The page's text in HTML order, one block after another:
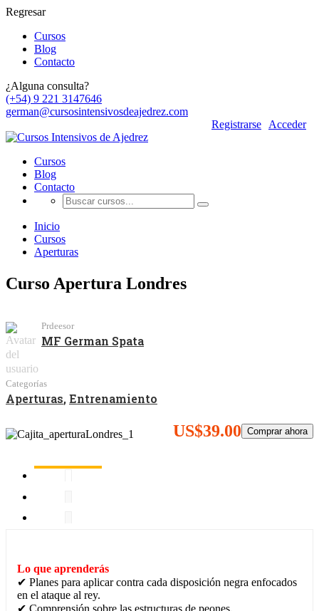
Regresar
Cursos
Blog
Contacto
¿Alguna consulta?
(+54) 9 221 3147646
german@cursosintensivosdeajedrez.com
Registrarse
Acceder
Cursos
Blog
Contacto
Inicio
Cursos
Aperturas
Curso Apertura Londres
Prdeesor
MF German Spata
Categorías
Aperturas,Entrenamiento
US$39.00 Comprar ahora
Lo que aprenderás
✔ Planes para aplicar contra cada disposición negra enfocados
en el ataque al rey.
✔ Comprensión sobre las estructuras de peones.